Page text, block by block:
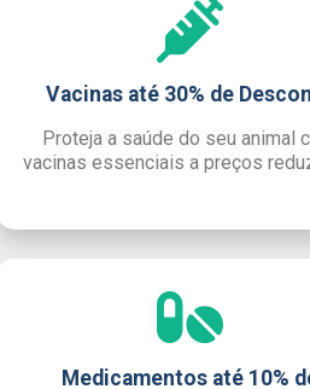
Vacinas até 30% de
Proteja a saúde do seu animal
vacinas essenciais a preços
Medicamentos até 10%